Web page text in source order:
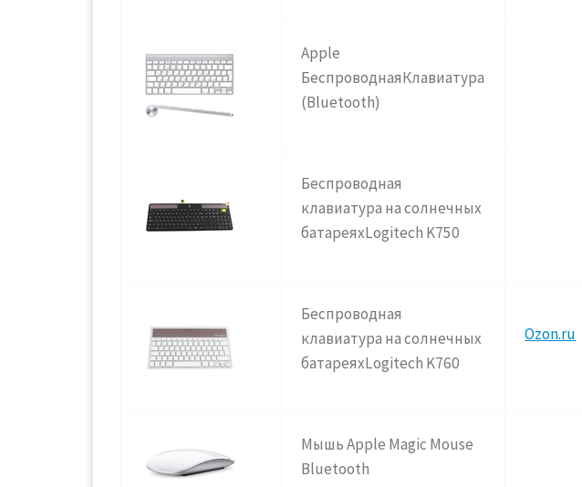
Apple
БеспроводнаяКлавиатура
(Bluetooth)
Беспроводная
клавиатура на солнечных
батареяхLogitech K750
Беспроводная
клавиатура на солнечных
батареяхLogitech K760
Ozon.ru
Мышь Apple Magic Mouse
Bluetooth